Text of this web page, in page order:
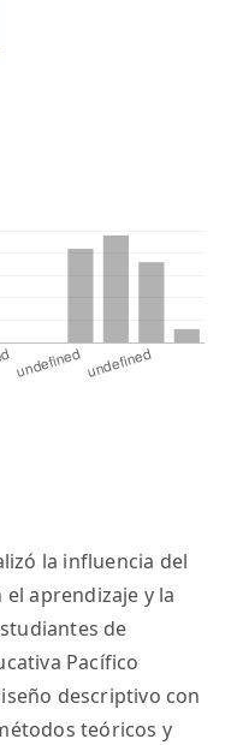
la influencia del
aprendizaje y la
de
Pacífico
descriptivo con
teóricos y